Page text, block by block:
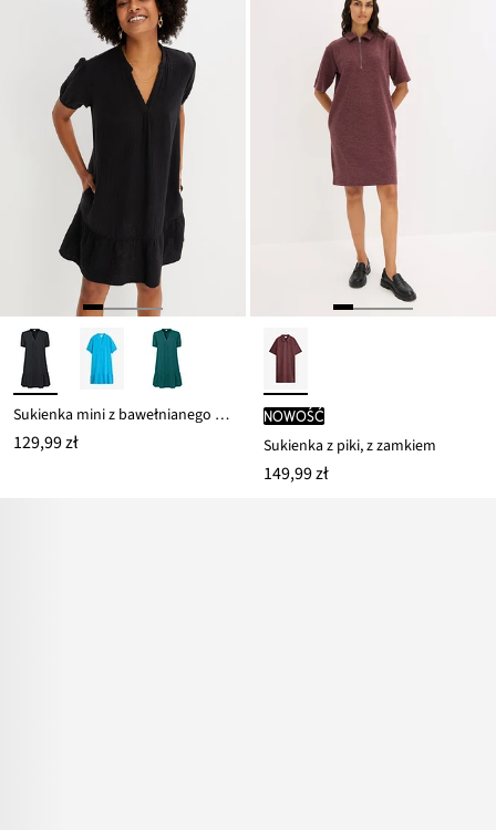
Sukienka mini z bawełnianego muślinu
129,99 zł
nowość
Sukienka z piki, z zamkiem
149,99 zł